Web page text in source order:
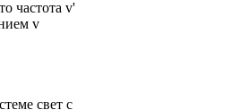
частота v'
v
свет с